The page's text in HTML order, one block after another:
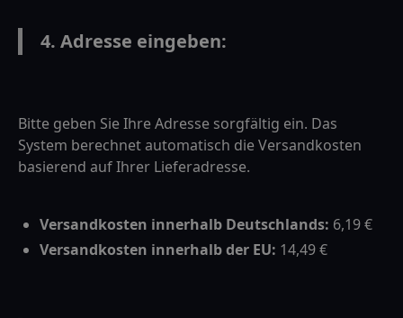
4. Adresse eingeben:
Bitte geben Sie Ihre Adresse sorgfältig ein. Das
System berechnet automatisch die Versandkosten
basierend auf Ihrer Lieferadresse.
Versandkosten innerhalb Deutschlands: 6,19 €
Versandkosten innerhalb der EU: 14,49 €